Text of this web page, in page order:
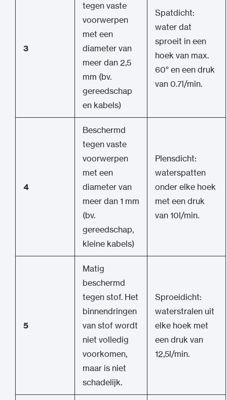
3
tegen vaste
voorwerpen
met een
diameter van
meer dan 2,5
mm (bv.
gereedschap
en kabels)
Spatdicht:
water dat
sproeit in een
hoek van max.
60° en een druk
van 0.7l/min.
4
Beschermd
tegen vaste
voorwerpen
met een
diameter van
meer dan 1 mm
(bv.
gereedschap,
kleine kabels)
Plensdicht:
waterspatten
onder elke hoek
met een druk
van 10l/min.
5
Matig
beschermd
tegen stof. Het
binnendringen
van stof wordt
niet volledig
voorkomen,
maar is niet
schadelijk.
Sproeidicht:
waterstralen uit
elke hoek met
een druk van
12,5l/min.